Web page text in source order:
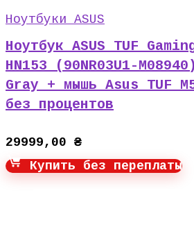
Ноутбуки ASUS
Ноутбук ASUS TUF
HN153 (90NR03U1-
Gray + мышь Asus TUF
без процентов
29999,00 ₴
Купить без переплаты